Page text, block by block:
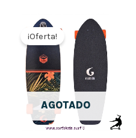
AGOTADO
¡Oferta!
precio
original
era:
280,00€.
precio
actual
es: